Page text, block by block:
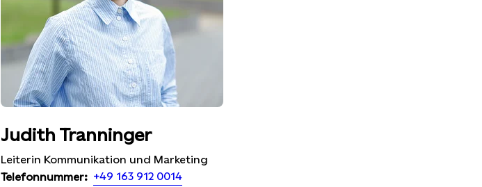
Judith Tranninger
Leiterin Kommunikation und Marketing
Telefonnummer: +49 163 912 0014